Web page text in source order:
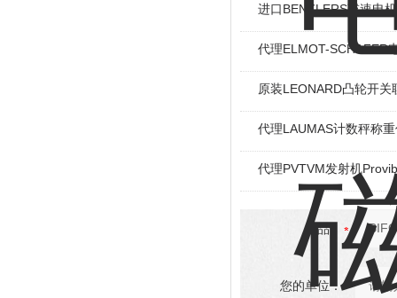
进口BENZLERS减速电
代理ELMOT-SCHAFER
原装LEONARD凸轮开关
代理LAUMAS计数秤称
代理PVTVM发射机
产品：
您的单位：